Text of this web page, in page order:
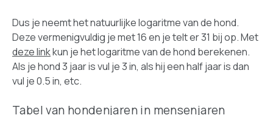
Dus je neemt het natuurlijke logaritme van de hond.
Deze vermenigvuldig je met 16 en je telt er 31 bij op. Met
deze linkkun je het logaritme van de hond berekenen.
Als je hond 3 jaar is vul je 3 in, als hij een half jaar is dan
vul je 0.5 in, etc.
Tabel van hondenjaren in mensenjaren